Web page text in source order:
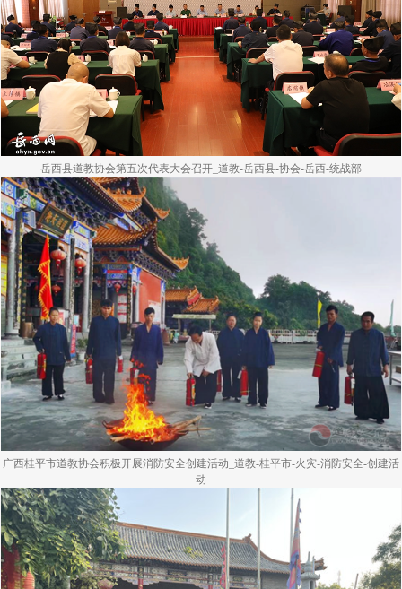
岳西县道教协会第五次代表大会召开_道教-岳西县-协会-岳西-统战部
广西桂平市道教协会积极开展消防安全创建活动_道教-桂平市-火灾-消防安全-创建活
动